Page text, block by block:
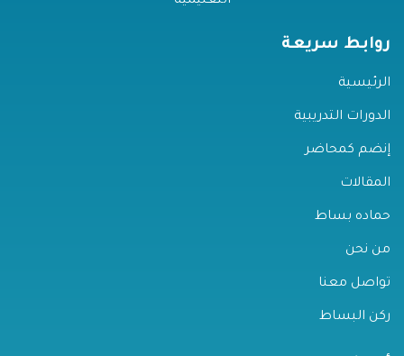
روابط سريعة
الرئيسية
الدورات التدريبية
إنضم كمحاضر
المقالات
حماده بساط
من نحن
تواصل معنا
ركن البساط